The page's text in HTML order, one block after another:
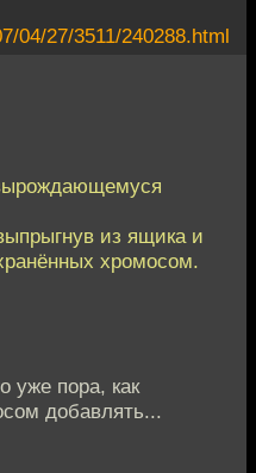
04/27/3511/240288.html
из ящика и
хромосом.
уже пора, как
добавлять...